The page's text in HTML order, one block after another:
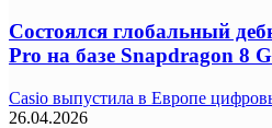
Состоялся глобальный
Pro на базе Snapdragon 8
Casio выпустила в Европе
26.04.2026